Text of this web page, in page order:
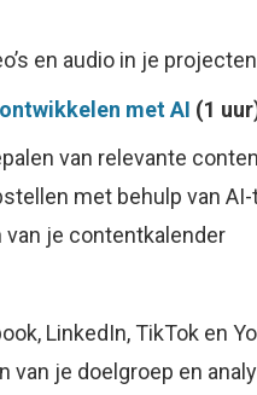
en audio in je
met AI (1
van relevante
met behulp van
van je contentkalender
LinkedIn, TikTok en
je doelgroep en